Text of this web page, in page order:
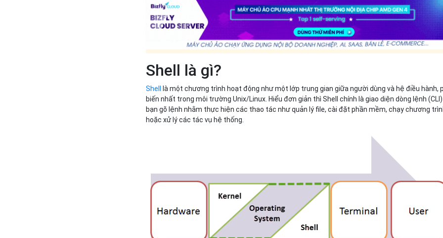
Shell là gì?
Shell
là một chương trình hoạt động như một lớp trung gian giữa người dùng và hệ điều hành,
biến nhất trong môi trường Unix/Linux. Hiểu đơn giản thì Shell chính là giao diện dòng lệnh
bạn gõ lệnh nhằm thực hiện các thao tác như quản lý file, cài đặt phần mềm, chạy chương
hoặc xử lý các tác vụ hệ thống.